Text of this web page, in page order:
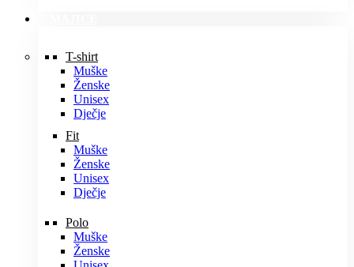
T-shirt
Muške
Ženske
Unisex
Dječje
Fit
Muške
Ženske
Unisex
Dječje
Polo
Muške
Ženske